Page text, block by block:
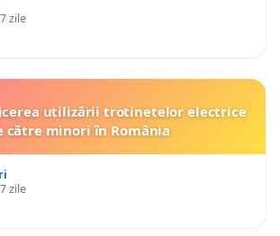
zile
utilizării trotinetelor electrice
către minori în România
zile